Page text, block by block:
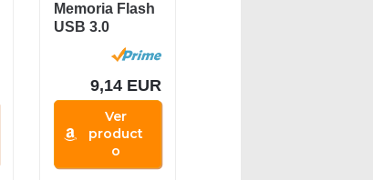
Memoria Flash
USB 3.0
SanDisk Ultra
de 64 GB,...
9,14 EUR
Ver
product
o